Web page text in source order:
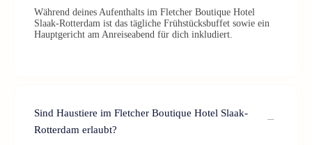
Während deines Aufenthalts im Fletcher Boutique Hotel
Slaak-Rotterdam ist das tägliche Frühstücksbuffet sowie ein
Hauptgericht am Anreiseabend für dich inkludiert.
Sind Haustiere im Fletcher Boutique Hotel Slaak-
Rotterdam erlaubt?